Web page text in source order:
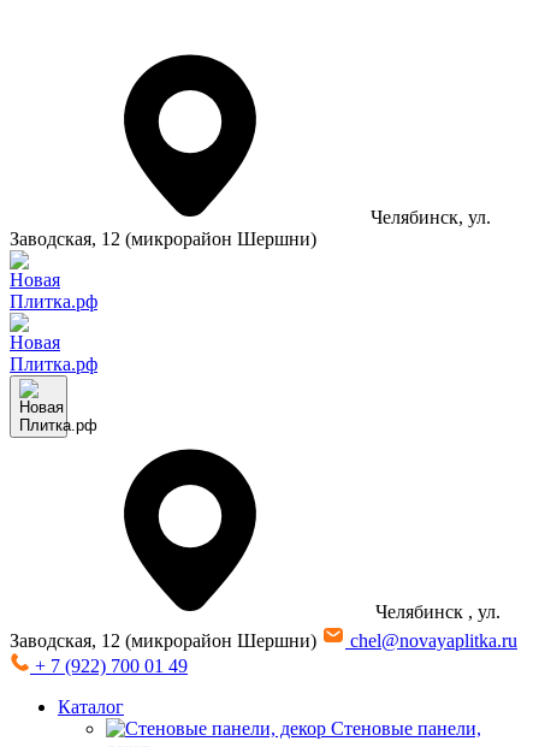
Челябинск, ул.
Заводская, 12 (микрорайон Шершни)
Челябинск , ул.
Заводская, 12 (микрорайон Шершни)
chel@novayaplitka.ru
+ 7 (922) 700 01 49
Каталог
Стеновые панели,